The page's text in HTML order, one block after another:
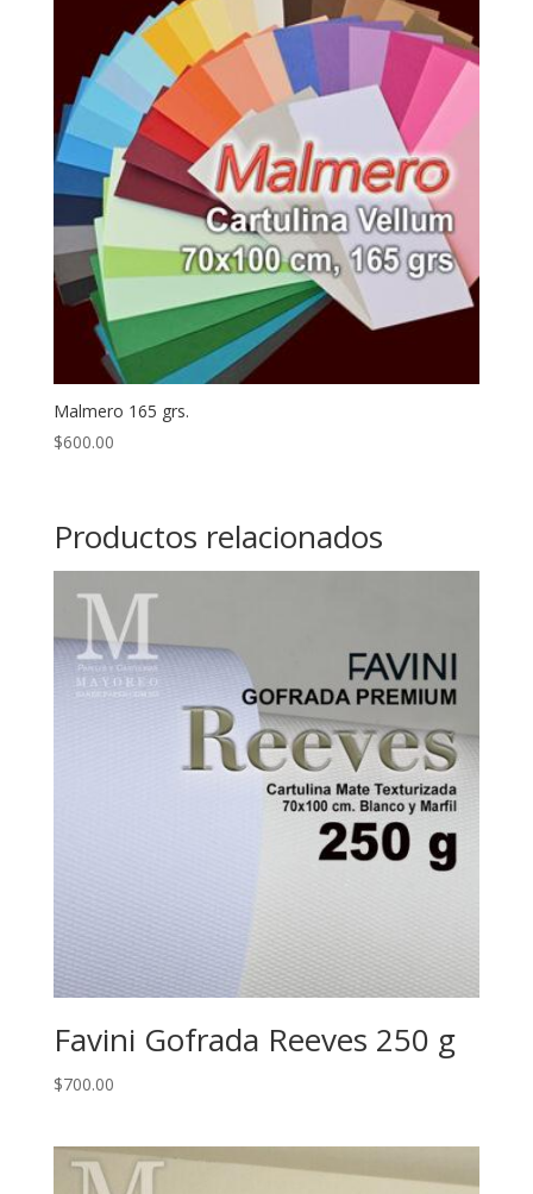
Malmero 165 grs.
$600.00
Productos relacionados
Favini Gofrada Reeves 250 g
$700.00